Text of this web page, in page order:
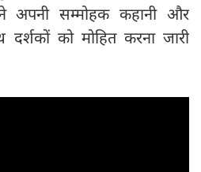
सम्मोहक कहानी और
को मोहित करना जारी